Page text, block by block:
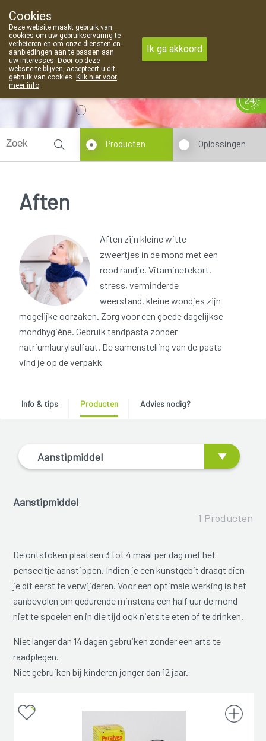
09 373 94 03
Vandaag
Producten Oplossingen
Aften
Aften zijn kleine witte
zweertjes in de mond met een
rood randje. Vitaminetekort,
stress, verminderde
weerstand, kleine wondjes zijn
mogelijke oorzaken. Zorg voor een goede dagelijkse
mondhygiëne. Gebruik tandpasta zonder
natriumlaurylsulfaat. De samenstelling van de pasta
vind je op de verpakk
Info & tips Producten Advies nodig?
Aanstipmiddel
Aanstipmiddel
1 Producten
De ontstoken plaatsen 3 tot 4 maal per dag met het
penseeltje aanstippen. Indien je een kunstgebit draagt dien
je dit eerst te verwijderen. Voor een optimale werking is het
aanbevolen om gedurende minstens een half uur de mond
niet te spoelen en in die tijd ook niets te eten of te drinken.
Niet langer dan 14 dagen gebruiken zonder een arts te
raadplegen.
Niet gebruiken bij kinderen jonger dan 12 jaar.
Cookies
Deze website maakt gebruik van
cookies om uw gebruikservaring te
verbeteren en om onze diensten en
aanbiedingen aan te passen aan
uw interesses. Door op deze
website te blijven, accepteert u dit
gebruik van cookies. Klik hier voor
meer info.
Ik ga akkoord